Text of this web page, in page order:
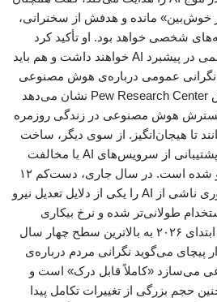
خوش‌بین» مانده و هدفش از سخنرانی،
شخصی خواهد بود. او تأکید کرد
فارغ‌التحصیلان هم نقش مهمی در پیشبرد AI خواهند داشت و هم باید
نگرانی عمومی درباره‌ی هوش مصنوعی
همچنان بالا است. پژوهش ‌Pew Research Center نشان می‌دهد
گسترش هوش مصنوعی در زندگی روزمره
تا هیجان‌انگیز. از سوی دیگر، ساخت
دیتاسنترهای جدید برای پشتیبانی از سرویس‌های AI با مخالفت
برخی جوامع محلی روبه‌رو شده است. در سال جاری، دست‌کم ۱۲
شرکت بزرگ افزایش بهره‌وری ناشی از AI را یکی از دلایل تعدیل نیرو
طولانی‌تر شده و نرخ بیکاری
فارغ‌التحصیلان تازه‌کار در ابتدای ۲۰۲۶ به بالاترین سطح چهار سال
پیچای می‌گوید نگرانی مردم درباره‌ی
می‌سازد «کاملاً قابل درک» است و
حجم بزرگی از تغییرات تکامل پیدا